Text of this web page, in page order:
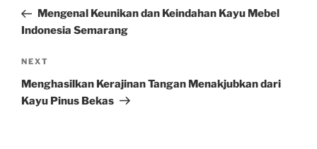
PostMengenal Keunikan dan Keindahan Kayu Mebel
Indonesia Semarang
Next
Post
NEXT
Menghasilkan Kerajinan Tangan Menakjubkan dari
Kayu Pinus Bekas